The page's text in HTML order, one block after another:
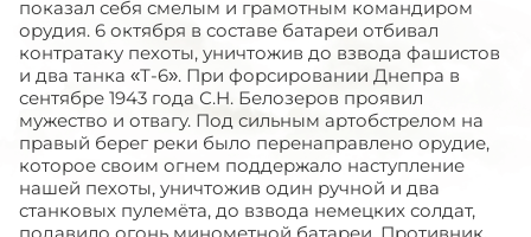
показал себя смелым и грамотным командиром
орудия. 6 октября в составе батареи отбивал
контратаку пехоты, уничтожив до взвода фашистов
и два танка «Т-6». При форсировании Днепра в
сентябре 1943 года С.Н. Белозеров проявил
мужество и отвагу. Под сильным артобстрелом на
правый берег реки было перенаправлено орудие,
которое своим огнем поддержало наступление
нашей пехоты, уничтожив один ручной и два
станковых пулемёта, до взвода немецких солдат,
подавило огонь минометной батареи. Противник,